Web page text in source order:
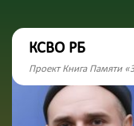
КСВО РБ
Проект Книга Памяти